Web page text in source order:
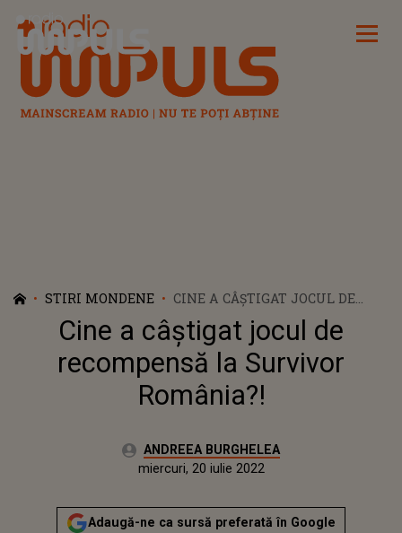
Radio Impuls
STIRI MONDENE
CINE A CÂŞTIGAT JOCUL DE
RECOMPENSĂ LA SURVIVOR
ROMÂNIA?!
Cine a câştigat jocul de
recompensă la Survivor
România?!
Autor:ANDREEA BURGHELEA
Actualizat:
miercuri, 20 iulie 2022
Adaugă-ne ca sursă preferată în Google